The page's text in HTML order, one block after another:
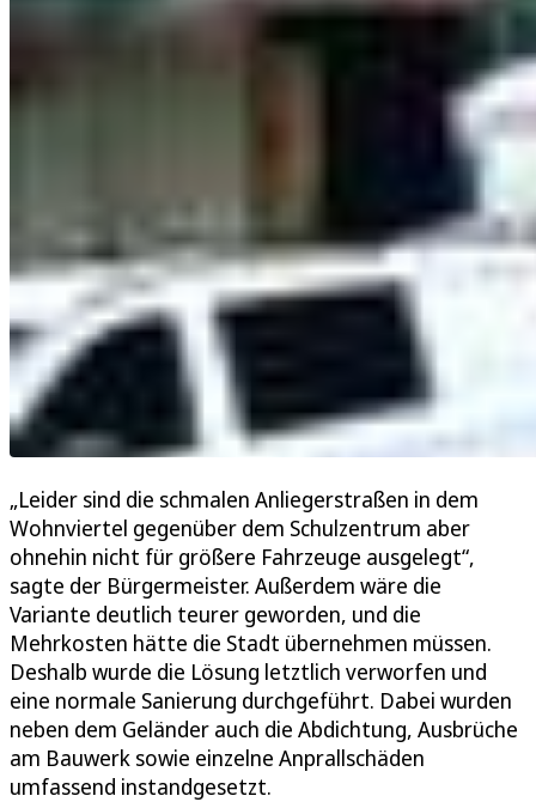
„Leider sind die schmalen Anliegerstraßen in dem
Wohnviertel gegenüber dem Schulzentrum aber
ohnehin nicht für größere Fahrzeuge ausgelegt“,
sagte der Bürgermeister. Außerdem wäre die
Variante deutlich teurer geworden, und die
Mehrkosten hätte die Stadt übernehmen müssen.
Deshalb wurde die Lösung letztlich verworfen und
eine normale Sanierung durchgeführt. Dabei wurden
neben dem Geländer auch die Abdichtung, Ausbrüche
am Bauwerk sowie einzelne Anprallschäden
umfassend instandgesetzt.